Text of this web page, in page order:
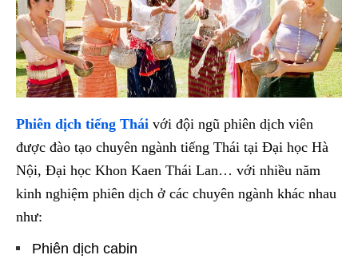
Phiên dịch tiếng Thái với đội ngũ phiên dịch viên
được đào tạo chuyên ngành tiếng Thái tại Đại học Hà
Nội, Đại học Khon Kaen Thái Lan… với nhiều năm
kinh nghiệm phiên dịch ở các chuyên ngành khác nhau
như:
Phiên dịch cabin